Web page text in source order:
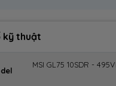
kỹ thuật
MSI GL75 10SDR -